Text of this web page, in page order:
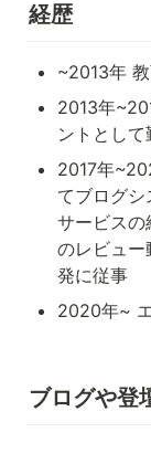
経歴
~2013年
2013年
ントとして
2017年
てブログ
サービスの
のレビュー
発に従事
2020年~
ブログや登